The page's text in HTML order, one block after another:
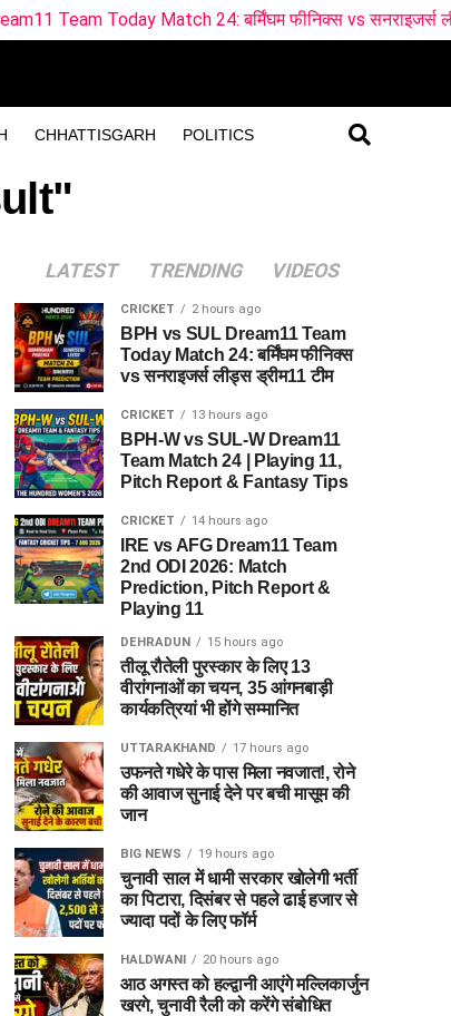
CHHATTISGARH POLITICS
Match 24: बर्मिंघम फीनिक्स vs सनराइजर्स लीड्स ड्रीम11
LATEST TRENDING VIDEOS
CRICKET 2 hours ago
BPH vs SUL Dream11 Team
Today Match 24: बर्मिंघम फीनिक्स
vs सनराइजर्स लीड्स ड्रीम11 टीम
CRICKET 13 hours ago
BPH-W vs SUL-W Dream11
Team Match 24 | Playing 11,
Pitch Report & Fantasy Tips
CRICKET 14 hours ago
IRE vs AFG Dream11 Team
2nd ODI 2026: Match
Prediction, Pitch Report &
Playing 11
DEHRADUN 15 hours ago
तीलू रौतेली पुरस्कार के लिए 13
वीरांगनाओं का चयन, 35 आंगनबाड़ी
कार्यकत्रियां भी होंगे सम्मानित
UTTARAKHAND 17 hours ago
उफनते गधेरे के पास मिला नवजात!, रोने
की आवाज सुनाई देने पर बची मासूम की
जान
BIG NEWS 19 hours ago
चुनावी साल में धामी सरकार खोलेगी भर्ती
का पिटारा, दिसंबर से पहले ढाई हजार से
ज्यादा पदों के लिए फॉर्म
HALDWANI 20 hours ago
आठ अगस्त को हल्द्वानी आएंगे मल्लिकार्जुन
खरगे, चुनावी रैली को करेंगे संबोधित